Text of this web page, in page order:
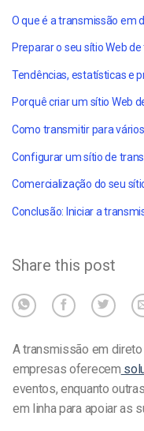
O que é a transmissão em
Preparar o seu sítio Web
Tendências, estatísticas e
Porquê criar um sítio Web
Como transmitir para
Comercialização do seu
Conclusão: Iniciar a
Share this post
A transmissão em
empresas oferecem
eventos, enquanto
em linha para apoiar as